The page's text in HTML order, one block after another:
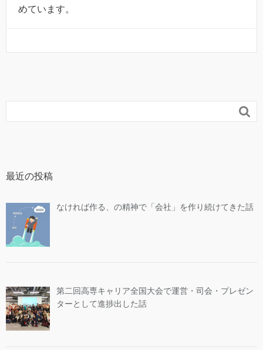
めています。

最近の投稿
なければ作る、の精神で「会社」を作り続けてきた話
第二回高専キャリア全国大会で運営・司会・プレゼン
ターとして進捗出した話